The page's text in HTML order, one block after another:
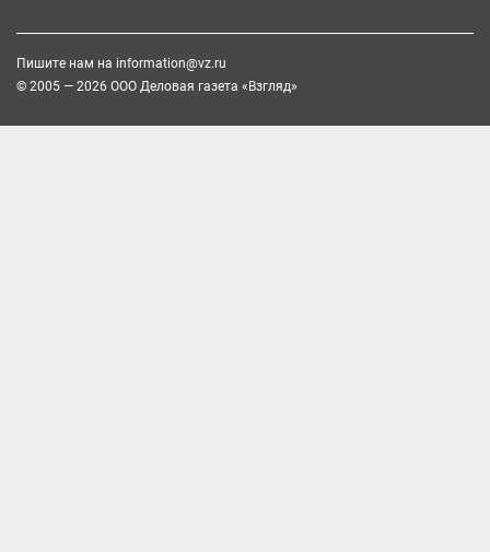
Пишите нам на information@vz.ru
© 2005 — 2026 ООО Деловая газета «Взгляд»